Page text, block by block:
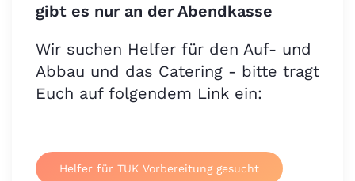
gibt es nur an der Abendkasse
Wir suchen Helfer für den Auf- und
Abbau und das Catering - bitte tragt
Euch auf folgendem Link ein:
Helfer für TUK Vorbereitung gesucht